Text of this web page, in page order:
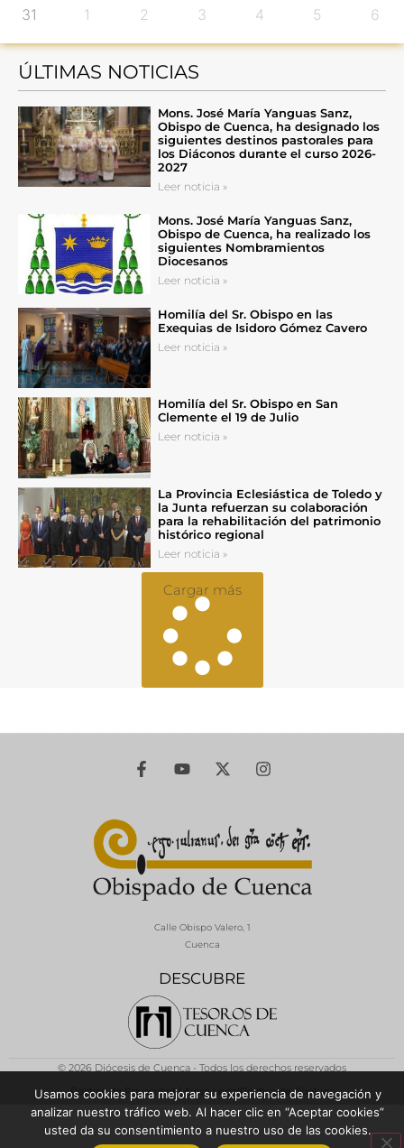
31 1 2 3 4 5 6
ÚLTIMAS NOTICIAS
Mons. José María Yanguas Sanz,
Obispo de Cuenca, ha designado los
siguientes destinos pastorales para
los Diáconos durante el curso 2026-
2027
Leer noticia »
Mons. José María Yanguas Sanz,
Obispo de Cuenca, ha realizado los
siguientes Nombramientos
Diocesanos
Leer noticia »
Homilía del Sr. Obispo en las
Exequias de Isidoro Gómez Cavero
Leer noticia »
Homilía del Sr. Obispo en San
Clemente el 19 de Julio
Leer noticia »
La Provincia Eclesiástica de Toledo y
la Junta refuerzan su colaboración
para la rehabilitación del patrimonio
histórico regional
Leer noticia »
Cargar más
DESCUBRE
Calle Obispo Valero, 1
Cuenca
© 2026 Diócesis de Cuenca - Todos los derechos reservados
Política de Privacidad / Aviso LegalPolítica de Cookies
Usamos cookies para mejorar su experiencia de navegación y
analizar nuestro tráfico web. Al hacer clic en “Aceptar cookies”
usted da su consentimiento a nuestro uso de las cookies.